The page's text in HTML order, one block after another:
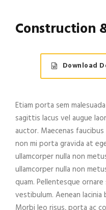
Construction
Download
Etiam porta sem
sagittis lacus vel augue
auctor. Maecenas
non mi porta gravida at
ullamcorper nulla non
ullamcorper nulla non
quam. Pellentesque
vestibulum. Aenean